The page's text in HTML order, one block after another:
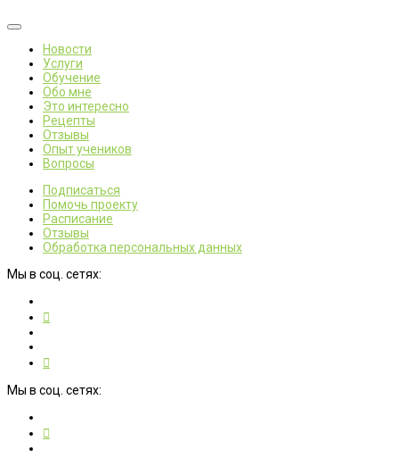
Новости
Услуги
Обучение
Обо мне
Это интересно
Рецепты
Отзывы
Опыт учеников
Вопросы
Подписаться
Помочь проекту
Расписание
Отзывы
Обработка персональных данных
Мы в соц. сетях:
Мы в соц. сетях: